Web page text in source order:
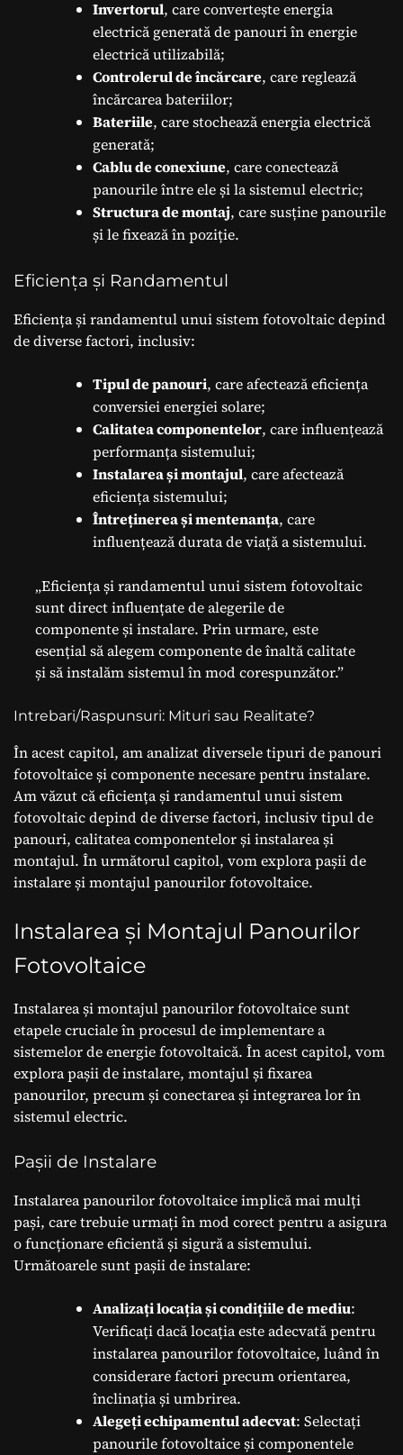
Invertorul, care convertește energia
electrică generată de panouri în energie
electrică utilizabilă;
Controlerul de încărcare, care reglează
încărcarea bateriilor;
Bateriile, care stochează energia electrică
generată;
Cablu de conexiune, care conectează
panourile între ele și la sistemul electric;
Structura de montaj, care susține panourile
și le fixează în poziție.
Eficiența și Randamentul
Eficiența și randamentul unui sistem fotovoltaic depind
de diverse factori, inclusiv:
Tipul de panouri, care afectează eficiența
conversiei energiei solare;
Calitatea componentelor, care influențează
performanța sistemului;
Instalarea și montajul, care afectează
eficiența sistemului;
Întreținerea și mentenanța, care
influențează durata de viață a sistemului.
„Eficiența și randamentul unui sistem fotovoltaic
sunt direct influențate de alegerile de
componente și instalare. Prin urmare, este
esențial să alegem componente de înaltă calitate
și să instalăm sistemul în mod corespunzător.”
Intrebari/Raspunsuri: Mituri sau Realitate?
În acest capitol, am analizat diversele tipuri de panouri
fotovoltaice și componente necesare pentru instalare.
Am văzut că eficiența și randamentul unui sistem
fotovoltaic depind de diverse factori, inclusiv tipul de
panouri, calitatea componentelor și instalarea și
montajul. În următorul capitol, vom explora pașii de
instalare și montajul panourilor fotovoltaice.
Instalarea și Montajul Panourilor
Fotovoltaice
Instalarea și montajul panourilor fotovoltaice sunt
etapele cruciale în procesul de implementare a
sistemelor de energie fotovoltaică. În acest capitol, vom
explora pașii de instalare, montajul și fixarea
panourilor, precum și conectarea și integrarea lor în
sistemul electric.
Pașii de Instalare
Instalarea panourilor fotovoltaice implică mai mulți
pași, care trebuie urmați în mod corect pentru a asigura
o funcționare eficientă și sigură a sistemului.
Următoarele sunt pașii de instalare:
Analizați locația și condițiile de mediu:
Verificați dacă locația este adecvată pentru
instalarea panourilor fotovoltaice, luând în
considerare factori precum orientarea,
înclinația și umbrirea.
Alegeți echipamentul adecvat: Selectați
panourile fotovoltaice și componentele